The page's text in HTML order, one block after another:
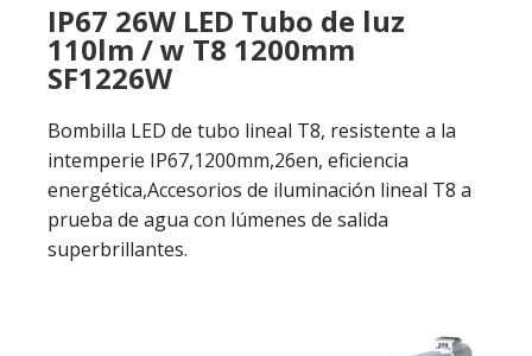
IP67 26W LED Tubo de luz
110lm / w T8 1200mm
SF1226W
Bombilla LED de tubo lineal T8, resistente a la
intemperie IP67,1200mm,26en, eficiencia
energética,Accesorios de iluminación lineal T8 a
prueba de agua con lúmenes de salida
superbrillantes.